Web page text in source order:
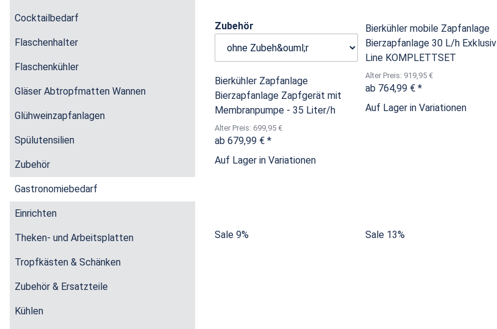
Zubehör
Bierkühler Zapfanlage
Bierzapfanlage Zapfgerät mit
Membranpumpe - 35 Liter/h
Alter Preis: 699,95 €
ab 679,99 € *
Auf Lager in Variationen
Bierkühler mobile Zapfanlage
Bierzapfanlage 30 L/h Exklusiv
Line KOMPLETTSET
Alter Preis: 919,95 €
ab 764,99 € *
Auf Lager in Variationen
Sale 9%
Sale 13%
Cocktailbedarf
Flaschenhalter
Flaschenkühler
Gläser Abtropfmatten Wannen
Glühweinzapfanlagen
Spülutensilien
Zubehör
Gastronomiebedarf
Einrichten
Theken- und Arbeitsplatten
Tropfkästen & Schänken
Zubehör & Ersatzteile
Kühlen